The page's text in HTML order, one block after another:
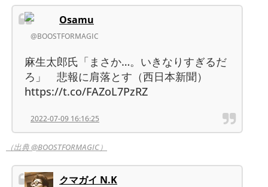
Osamu
@BOOSTFORMAGIC
麻生太郎氏「まさか…。いきなりすぎるだ
ろ」 悲報に肩落とす（西日本新聞）
https://t.co/FAZoL7PzRZ
2022-07-09 16:16:25
（出典 @BOOSTFORMAGIC）
クマガイ N.K